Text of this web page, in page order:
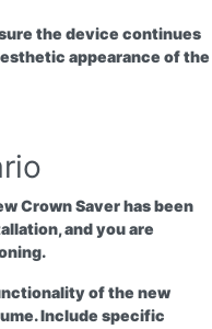
the device continues
appearance of the
Crown Saver has been
and you are
of the new
Include specific